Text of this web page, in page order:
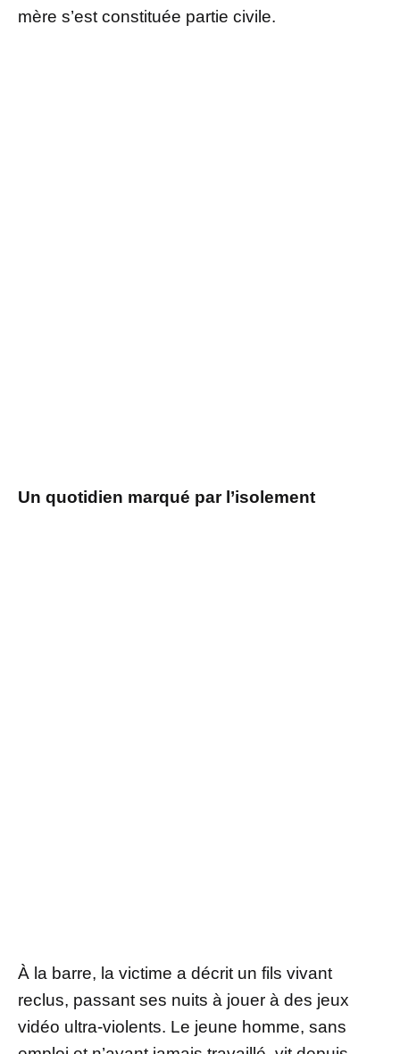
mère s’est constituée partie civile.
Un quotidien marqué par l’isolement
À la barre, la victime a décrit un fils vivant
reclus, passant ses nuits à jouer à des jeux
vidéo ultra-violents. Le jeune homme, sans